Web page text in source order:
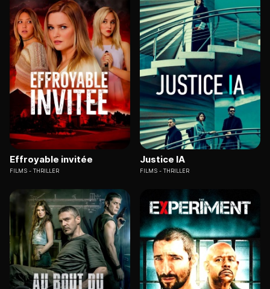
Effroyable invitée
FILMS THRILLER
Justice IA
FILMS THRILLER